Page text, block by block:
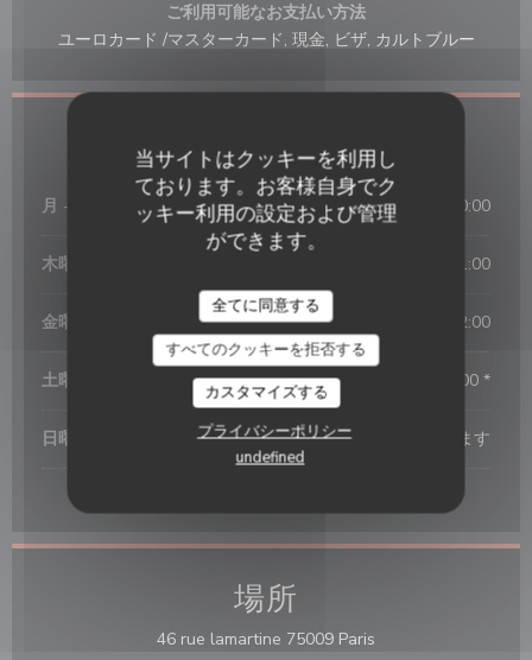
当サイトはクッキーを利用し
ております。お客様自身でク
ッキー利用の設定および管理
ができます。
全てに同意する
すべてのクッキーを拒否する
カスタマイズする
プライバシーポリシー
undefined
ご利用可能なお支払い方法
ユーロカード /マスターカード, 現金, ビザ, カルトブルー
営業時間
月 - 12:00 - 14:00 • 18:00 - 00:00
木曜日 18:00 - 01:00
金曜日 12:00 - 14:00 18:00 - 02:00
土曜日 19:00 - 02:00 *
日曜日 閉じています
場所
46 rue lamartine 75009 Paris